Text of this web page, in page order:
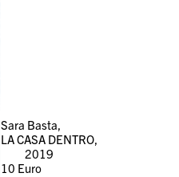
Sara Basta,
LA CASA DENTRO,
2019
10 Euro